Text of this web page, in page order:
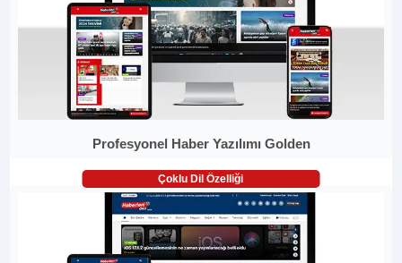
Profesyonel Haber Yazılımı Golden
Çoklu Dil Özelliği